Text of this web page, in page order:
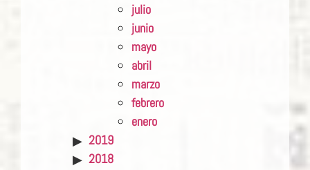
julio
junio
mayo
abril
marzo
febrero
enero
2019
2018